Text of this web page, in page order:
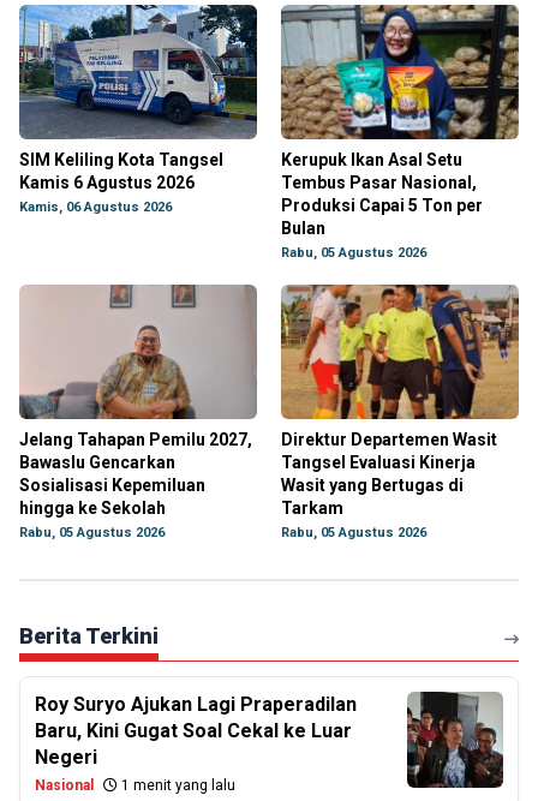
SIM Keliling Kota Tangsel
Kamis 6 Agustus 2026
Kamis, 06 Agustus 2026
Kerupuk Ikan Asal Setu
Tembus Pasar Nasional,
Produksi Capai 5 Ton per
Bulan
Rabu, 05 Agustus 2026
Jelang Tahapan Pemilu 2027,
Bawaslu Gencarkan
Sosialisasi Kepemiluan
hingga ke Sekolah
Rabu, 05 Agustus 2026
Direktur Departemen Wasit
Tangsel Evaluasi Kinerja
Wasit yang Bertugas di
Tarkam
Rabu, 05 Agustus 2026
Berita Terkini
Roy Suryo Ajukan Lagi Praperadilan
Baru, Kini Gugat Soal Cekal ke Luar
Negeri
Nasional 1 menit yang lalu